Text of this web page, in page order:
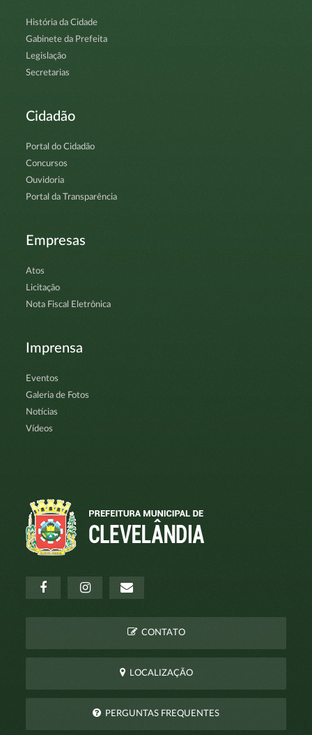
História da Cidade
Gabinete da Prefeita
Legislação
Secretarias
Cidadão
Portal do Cidadão
Concursos
Ouvidoria
Portal da Transparência
Empresas
Atos
Licitação
Nota Fiscal Eletrônica
Imprensa
Eventos
Galeria de Fotos
Notícias
Vídeos
CONTATO
LOCALIZAÇÃO
PERGUNTAS FREQUENTES